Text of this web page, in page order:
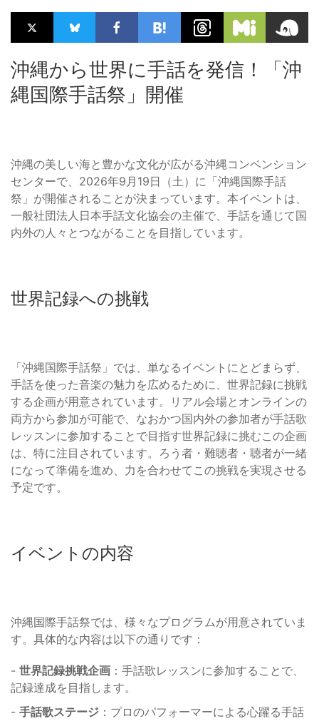
沖縄から世界に手話を発信！「沖
縄国際手話祭」開催
沖縄の美しい海と豊かな文化が広がる沖縄コンベンション
センターで、2026年9月19日（土）に「沖縄国際手話
祭」が開催されることが決まっています。本イベントは、
一般社団法人日本手話文化協会の主催で、手話を通じて国
内外の人々とつながることを目指しています。
世界記録への挑戦
「沖縄国際手話祭」では、単なるイベントにとどまらず、
手話を使った音楽の魅力を広めるために、世界記録に挑戦
する企画が用意されています。リアル会場とオンラインの
両方から参加が可能で、なおかつ国内外の参加者が手話歌
レッスンに参加することで目指す世界記録に挑むこの企画
は、特に注目されています。ろう者・難聴者・聴者が一緒
になって準備を進め、力を合わせてこの挑戦を実現させる
予定です。
イベントの内容
沖縄国際手話祭では、様々なプログラムが用意されていま
す。具体的な内容は以下の通りです：
- 世界記録挑戦企画 ：手話歌レッスンに参加することで、
記録達成を目指します。
- 手話歌ステージ ：プロのパフォーマーによる心躍る手話